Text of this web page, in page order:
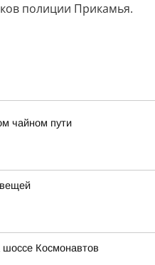
полиции Прикамья.
чайном пути
вещей
шоссе Космонавтов